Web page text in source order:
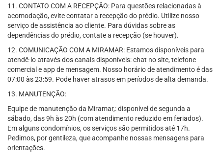
11. CONTATO COM A RECEPÇÃO: Para questões relacionadas à
acomodação, evite contatar a recepção do prédio. Utilize nosso
serviço de assistência ao cliente. Para dúvidas sobre as
dependências do prédio, contate a recepção (se houver).
12. COMUNICAÇÃO COM A MIRAMAR: Estamos disponíveis para
atendê-lo através dos canais disponíveis: chat no site, telefone
comercial e app de mensagem. Nosso horário de atendimento é das
07:00 às 23:59. Pode haver atrasos em períodos de alta demanda.
13. MANUTENÇÃO:
Equipe de manutenção da Miramar,: disponível de segunda a
sábado, das 9h às 20h (com atendimento reduzido em feriados).
Em alguns condomínios, os serviços são permitidos até 17h.
Pedimos, por gentileza, que acompanhe nossas mensagens para
orientações.